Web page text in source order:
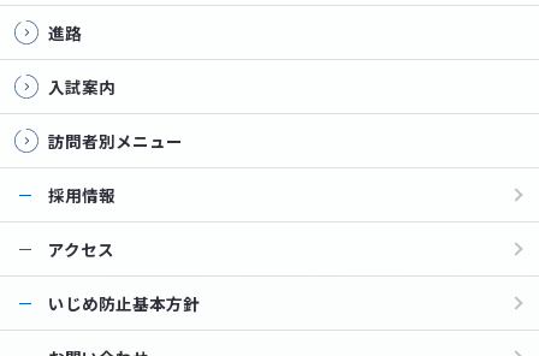
進路
入試案内
訪問者別メニュー
採用情報
アクセス
いじめ防止基本方針